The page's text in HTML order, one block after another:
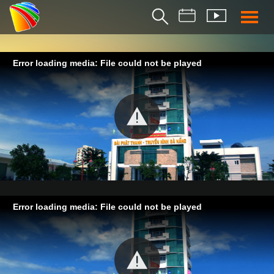
THỜI SỰ
THỜI SỰ
BẢN TIN MIỀN
BẢN TIN
AN SINH XÃ
AN NINH ĐÀ
Error loading media: File could not be played
Error loading media: File could not be played